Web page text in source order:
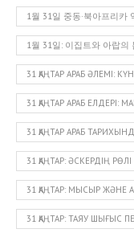
1월 31일 중동·북아프리카
1월 31일: 이집트와 아랍의
31 ҚАҢТАР АРАБ ӘЛЕМІ:
31 ҚАҢТАР АРАБ ЕЛДЕРІ:
31 ҚАҢТАР АРАБ
31 ҚАҢТАР: ӘСКЕРДІҢ
31 ҚАҢТАР: МЫСЫР ЖӘНЕ
31 ҚАҢТАР: ТАЯУ ШЫҒЫС